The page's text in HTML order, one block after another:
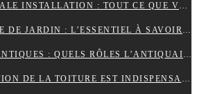
INFIRMIÈRE LIBÉRALE INSTALLATION : TOUT CE QUE VOUS DEVEZ SAVOIR
DÉBROUSSAILLAGE DE JARDIN : L’ESSENTIEL À SAVOIR SUR CETTE OPÉRATION
VENTE D’OBJETS ANTIQUES : QUELS RÔLES L’ANTIQUAIRE ASSURE-T-IL ?
QUAND LA RÉFECTION DE LA TOITURE EST INDISPENSABLE?